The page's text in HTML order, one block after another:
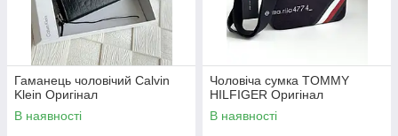
Гаманець чоловічий Calvin
Klein Оригінал
В наявності
Чоловіча сумка TOMMY
HILFIGER Оригінал
В наявності